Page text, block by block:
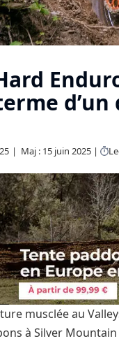
Maj : 15 juin 2025
musclée au
à Silver